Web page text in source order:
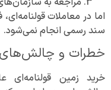
اما در معاملات
سند رسمی انجام نمی‌شود.
خطرات و چالش‌های
خرید زمین قولنامه‌ای